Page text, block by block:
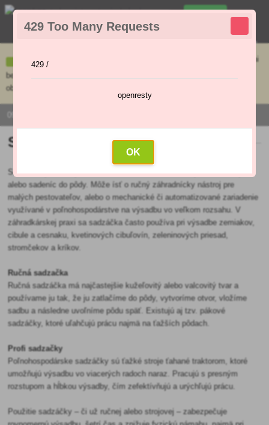
429 Too Many Requests
429 /
openresty
OK
Ceny uvedené na e-shope sa môžu líšiť od cien v kamennej predajni
bez objednávky. Tovar skladom pripravíme do 30 min na základe
objednávky. Predajňa je v sobotu zatvorená.
Menu
Sadzačka
Sadzačka je nástroj alebo zariadenie, ktoré slúži na výsadbu sadby
alebo sadeníc do pôdy. Môže ísť o ručný záhradnícky nástroj pre
malých pestovateľov, alebo o mechanické či automatizované zariadenie
využívané v poľnohospodárstve na výsadbu vo veľkom rozsahu. V
záhradkárskej praxi sa sadzáčka často používa pri výsadbe zemiakov,
cibule a cesnaku, kvetinových cibuľovín, zeleninových priesad,
stromčekov a kríkov.
Ručná sadzačka
Ručná sadzáčka má najčastejšie kužeľovitý alebo valcovitý tvar a
používame ju tak, že ju zatlačíme do pôdy, vytvoríme otvor, vložíme
sadbu a následne uvoľníme pôdu späť. Existujú aj tzv. pákové
sadzáčky, ktoré uľahčujú prácu najmä na ťažších pôdach.
Profi sadzačky
Poľnohospodárske sadzáčky sú ťažké stroje ťahané traktorom, ktoré
umožňujú výsadbu vo viacerých radoch naraz. Pracujú s presným
rozstupom a hĺbkou výsadby, čím zefektívňujú a urýchľujú prácu.
Použitie sadzáčky – či už ručnej alebo strojovej – zabezpečuje